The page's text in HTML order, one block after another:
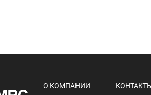
О КОМПАНИИ